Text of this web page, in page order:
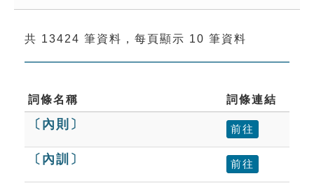
成語故事
索引選單
單字索引
生命大百科索引
遊戲專區
共 13424 筆資料，每頁顯示 10 筆資料
詞條名稱 詞條連結
〔內則〕 前往
〔內訓〕 前往